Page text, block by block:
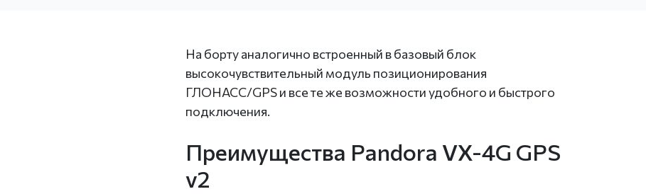
На борту аналогично встроенный в базовый блок
высокочувствительный модуль позиционирования
ГЛОНАСС/GPS и все те же возможности удобного и быстрого
подключения.
Преимущества Pandora VX-4G GPS
v2